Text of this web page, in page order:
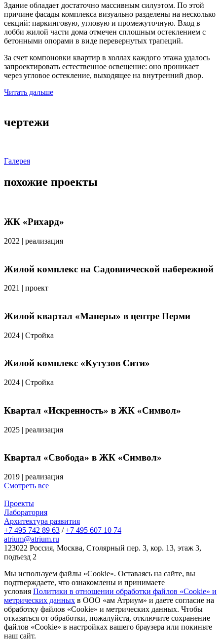
Здание обладает достаточно массивным силуэтом. По этой
причине фасады комплекса визуально разделены на несколько
секций: паркинговую, угловую и промежуточную. Вход в
лобби жилой части дома отмечен сплошным остеклением с
бетонными опорами в виде перевернутых трапеций.
За счет компоновки квартир в холлах каждого этажа удалось
запроектировать естественное освещение: оно проникает
через угловое остекление, выходящее на внутренний двор.
Читать дальше
чертежи
Галерея
похожие проекты
ЖК «Рихард»
2022 | реализация
Жилой комплекс на Садовнической набережной
2021 | проект
Жилой квартал «Манеры» в центре Перми
2024 | Стройка
Жилой комплекс «Кутузов Сити»
2024 | Стройка
Квартал «Искренность» в ЖК «Символ»
2025 | реализация
Квартал «Свобода» в ЖК «Символ»
2019 | реализация
Смотреть все
Проекты
Лаборатория
Архитектура развития
+7 495 742 89 63 / +7 495 607 10 74
atrium@atrium.ru
123022 Россия, Москва, Столярный пер. 3, кор. 13, этаж 3,
подъезд 2
Мы используем файлы «Cookie». Оставаясь на сайте, вы
подтверждаете, что ознакомлены и принимаете
условия Политики в отношении обработки файлов «Cookie» и
метрических данных в ООО «ам Атриум» и даете согласие на
обработку файлов «Cookie» и метрических данных. Чтобы
отказаться от обработки, пожалуйста, отключите сохранение
файлов «Cookie» в настройках вашего браузера или покиньте
наш сайт.